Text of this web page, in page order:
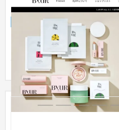
ByUR ECサイト
スマートフォンアクセサリーのブ
を率いるHamee株式会社の新規事
デビュー...